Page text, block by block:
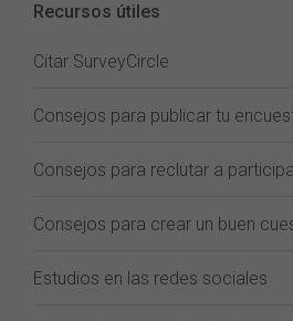
Recursos útiles
Citar SurveyCircle
Consejos para publicar tu
Consejos para reclutar a
Consejos para crear un buen
Estudios en las redes sociales